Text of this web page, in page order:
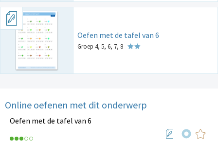
Oefen met de tafel van 6
Groep 4, 5, 6, 7, 8
Online oefenen met dit onderwerp
Oefen met de tafel van 6